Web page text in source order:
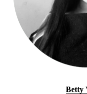
Betty